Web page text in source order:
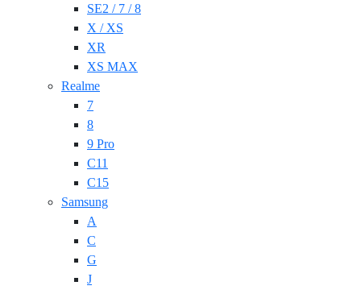
SE2 / 7 / 8
X / XS
XR
XS MAX
Realme
7
8
9 Pro
C11
C15
Samsung
A
C
G
J